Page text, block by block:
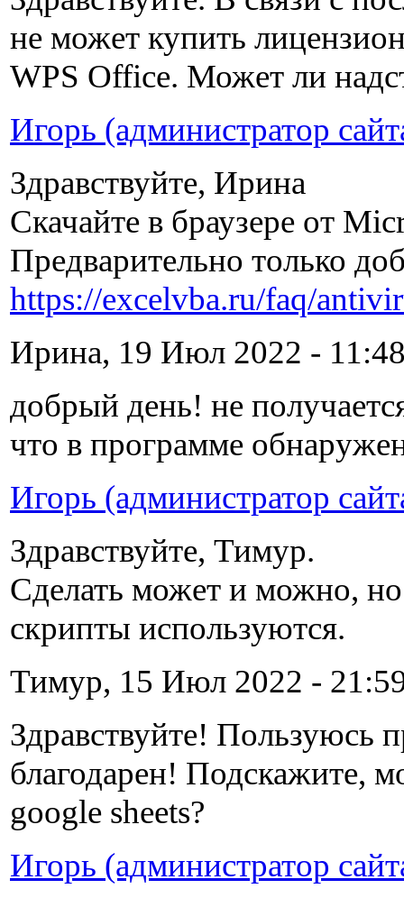
не может купить
WPS Office. Может ли
Игорь (администратор
Здравствуйте, Ирина
Скачайте в браузере от
Предварительно только
https://excelvba.ru/faq/
Ирина, 19 Июл 2022 -
добрый день! не
что в программе
Игорь (администратор
Здравствуйте, Тимур.
Сделать может и можно,
скрипты используются.
Тимур, 15 Июл 2022 -
Здравствуйте! Пользуюсь
благодарен! Подскажите,
google sheets?
Игорь (администратор